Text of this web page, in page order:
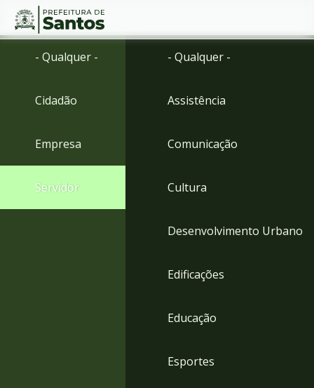
Ir
menu
para
Conteúdo
- Qualquer -
Cidadão
Empresa
Servidor
- Qualquer -
Assistência
Comunicação
Cultura
Desenvolvimento Urbano
Edificações
Educação
Esportes